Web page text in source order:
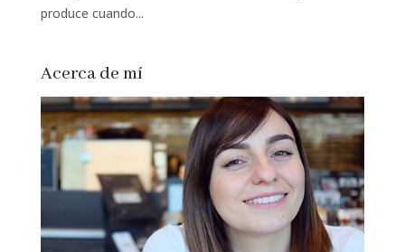
produce cuando...
Acerca de mí